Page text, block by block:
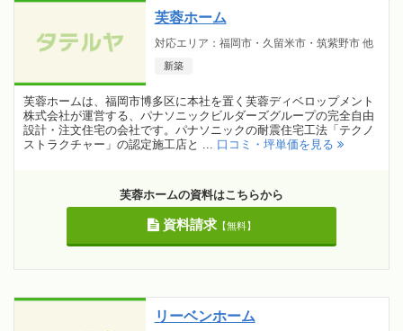
芙蓉ホーム
対応エリア：福岡市・久留米市・筑紫野市 他
新築
芙蓉ホームは、福岡市博多区に本社を置く芙蓉ディベロップメント
株式会社が運営する、パナソニックビルダーズグループの完全自由
設計・注文住宅の会社です。パナソニックの耐震住宅工法「テクノ
ストラクチャー」の認定施工店と ... 口コミ・坪単価を見る
芙蓉ホームの資料はこちらから
資料請求【無料】
リーベンホーム